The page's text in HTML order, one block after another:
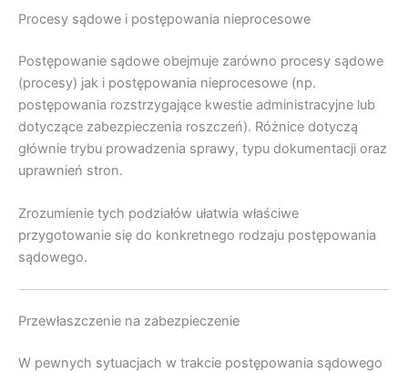
Procesy sądowe i postępowania nieprocesowe
Postępowanie sądowe obejmuje zarówno procesy sądowe
(procesy) jak i postępowania nieprocesowe (np.
postępowania rozstrzygające kwestie administracyjne lub
dotyczące zabezpieczenia roszczeń). Różnice dotyczą
głównie trybu prowadzenia sprawy, typu dokumentacji oraz
uprawnień stron.
Zrozumienie tych podziałów ułatwia właściwe
przygotowanie się do konkretnego rodzaju postępowania
sądowego.
Przewłaszczenie na zabezpieczenie
W pewnych sytuacjach w trakcie postępowania sądowego